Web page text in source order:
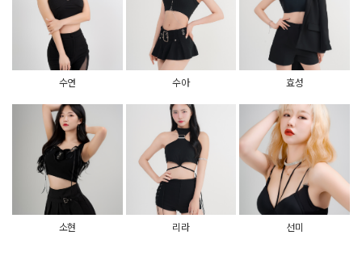
수연 수아 효성
소현 리라 선미